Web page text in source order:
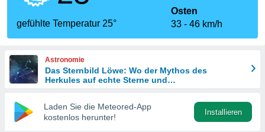
sind.
diese
gefühlte Temperatur 25°
Osten
33
46 km/h
Astronomie
Das Sternbild Löwe: Wo der Mythos des
Herkules auf echte Sterne und
Laden Sie die Meteored-App
kostenlos herunter!
Installieren